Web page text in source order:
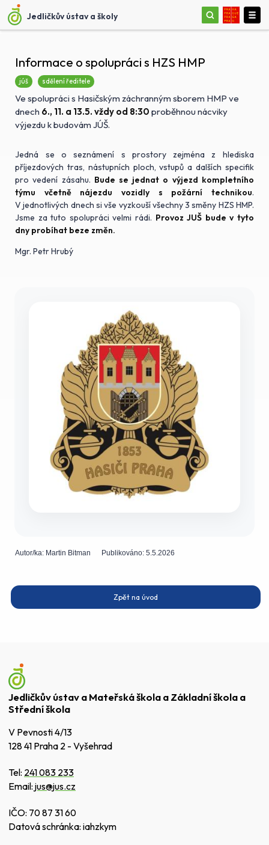
Jedličkův ústav a školy
Informace o spolupráci s HZS HMP
júš sdělení ředitele
Ve spolupráci s Hasičským záchranným sborem HMP ve
dnech 6., 11. a 13.5. vždy od 8:30 proběhnou nácviky
výjezdu k budovám JÚŠ.
Jedná se o seznámení s prostory zejména z hlediska
příjezdových tras, nástupních ploch, vstupů a dalších specifik
pro vedení zásahu. Bude se jednat o výjezd kompletního
týmu včetně nájezdu vozidly s požární technikou.
V jednotlivých dnech si vše vyzkouší všechny 3 směny HZS HMP.
Jsme za tuto spolupráci velmi rádi. Provoz JUŠ bude v tyto
dny probíhat beze změn.
Mgr. Petr Hrubý
Autor/ka: Martin Bitman Publikováno: 5.5.2026
Zpět na úvod
Jedličkův ústav a Mateřská škola a Základní škola a
Střední škola
V Pevnosti 4/13
128 41 Praha 2 - Vyšehrad
Tel: 241 083 233
Email: jus@jus.cz
IČO: 70 87 31 60
Datová schránka: iahzkym